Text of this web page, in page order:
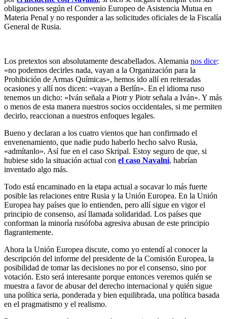
obligaciones según el Convenio Europeo de Asistencia Mutua en
Materia Penal y no responder a las solicitudes oficiales de la Fiscalía
General de Rusia.
Los pretextos son absolutamente descabellados. Alemania nos dice:
«no podemos decirles nada, vayan a la Organización para la
Prohibición de Armas Químicas», hemos ido allí en reiteradas
ocasiones y allí nos dicen: «vayan a Berlín». En el idioma ruso
tenemos un dicho: «Iván señala a Piotr y Piotr señala a Iván». Y más
o menos de esta manera nuestros socios occidentales, si me permiten
decirlo, reaccionan a nuestros enfoques legales.
Bueno y declaran a los cuatro vientos que han confirmado el
envenenamiento, que nadie pudo haberlo hecho salvo Rusia,
«admítanlo». Así fue en el caso Skripal. Estoy seguro de que, si
hubiese sido la situación actual con el caso Navalni, habrían
inventado algo más.
Todo está encaminado en la etapa actual a socavar lo más fuerte
posible las relaciones entre Rusia y la Unión Europea. En la Unión
Europea hay países que lo entienden, pero allí sigue en vigor el
principio de consenso, así llamada solidaridad. Los países que
conforman la minoría rusófoba agresiva abusan de este principio
flagrantemente.
Ahora la Unión Europea discute, como yo entendí al conocer la
descripción del informe del presidente de la Comisión Europea, la
posibilidad de tomar las decisiones no por el consenso, sino por
votación. Esto será interesante porque entonces veremos quién se
muestra a favor de abusar del derecho internacional y quién sigue
una política seria, ponderada y bien equilibrada, una política basada
en el pragmatismo y el realismo.